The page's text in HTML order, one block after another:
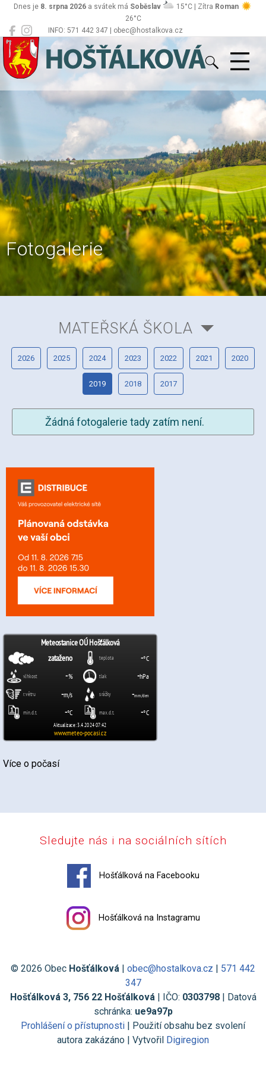
INFO: 571 442 347 | obec@hostalkova.cz
Dnes je 8. srpna 2026 a svátek má Soběslav 15°C | Zítra Roman
26°C
Hošťálková
Fotogalerie
Více o počasí
MATEŘSKÁ ŠKOLA
2026 2025 2024 2023 2022 2021 2020
2019 2018 2017
Žádná fotogalerie tady zatím není.
Sledujte nás i na sociálních sítích
Hošťálková na Facebooku
Hošťálková na Instagramu
© 2026 Obec Hošťálková | obec@hostalkova.cz | 571 442
347
Hošťálková 3, 756 22 Hošťálková| IČO: 0303798| Datová
schránka: ue9a97p
Prohlášení o přístupnosti | Použití obsahu bez svolení
autora zakázáno | Vytvořil Digiregion